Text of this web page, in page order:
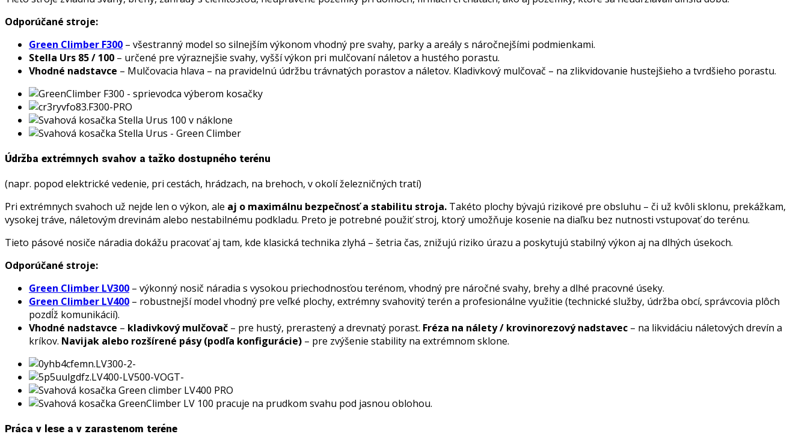
Odporúčané stroje:
Green Climber F300 – všestranný model so silnejším výkonom vhodný pre svahy, parky a areály s náročnejšími podmienkami.
Stella Urs 85 / 100 – určené pre výraznejšie svahy, vyšší výkon pri mulčovaní náletov a hustého porastu.
Vhodné nadstavce – Mulčovacia hlava – na pravidelnú údržbu trávnatých porastov a náletov. Kladivkový mulčovač – na zlikvidovanie hustejšieho a tvrdšieho porastu.
Údržba extrémnych svahov a ťažko dostupného terénu
(napr. popod elektrické vedenie, pri cestách, hrádzach, na brehoch, v okolí železničných tratí)
Pri extrémnych svahoch už nejde len o výkon, ale aj o maximálnu bezpečnosť a stabilitu stroja. Takéto plochy bývajú rizikové pre obsluhu – či už kvôli sklonu, prekážkam,
vysokej tráve, náletovým drevinám alebo nestabilnému podkladu. Preto je potrebné použiť stroj, ktorý umožňuje kosenie na diaľku bez nutnosti vstupovať do terénu.
Tieto pásové nosiče náradia dokážu pracovať aj tam, kde klasická technika zlyhá – šetria čas, znižujú riziko úrazu a poskytujú stabilný výkon aj na dlhých úsekoch.
Odporúčané stroje:
Green Climber LV300 – výkonný nosič náradia s vysokou priechodnosťou terénom, vhodný pre náročné svahy, brehy a dlhé pracovné úseky.
Green Climber LV400 – robustnejší model vhodný pre veľké plochy, extrémny svahovitý terén a profesionálne využitie (technické služby, údržba obcí, správcovia plôch
pozdĺž komunikácií).
Vhodné nadstavce – kladivkový mulčovač – pre hustý, prerastený a drevnatý porast. Fréza na nálety / krovinorezový nadstavec – na likvidáciu náletových drevín a
kríkov. Navijak alebo rozšírené pásy (podľa konfigurácie) – pre zvýšenie stability na extrémnom sklone.
Práca v lese a v zarastenom teréne